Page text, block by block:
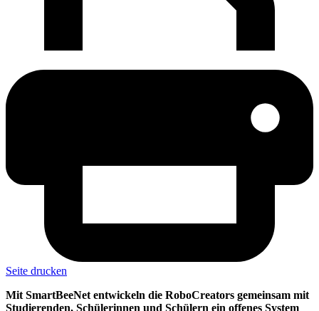
Seite drucken
Mit SmartBeeNet entwickeln die RoboCreators gemeinsam mit
Studierenden, Schülerinnen und Schülern ein offenes System